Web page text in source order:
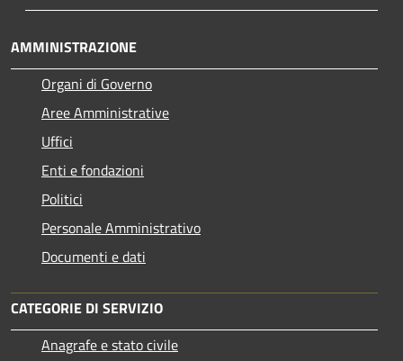
AMMINISTRAZIONE
Organi di Governo
Aree Amministrative
Uffici
Enti e fondazioni
Politici
Personale Amministrativo
Documenti e dati
CATEGORIE DI SERVIZIO
Anagrafe e stato civile